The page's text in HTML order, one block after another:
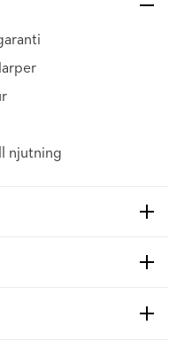
njutning